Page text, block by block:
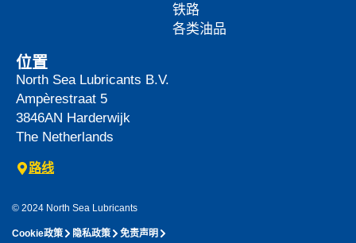
铁路
各类油品
位置
North Sea Lubricants B.V.
Ampèrestraat 5
3846AN Harderwijk
The Netherlands
路线
© 2024 North Sea Lubricants
Cookie政策 隐私政策 免责声明